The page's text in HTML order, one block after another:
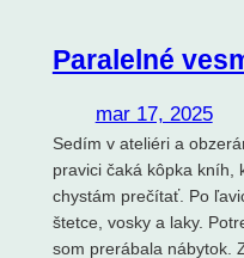
Paralelné
mar 17, 2025
Sedím v ateliéri a
pravici čaká kôpka kníh,
chystám prečítať. Po
štetce, vosky a laky.
som prerábala nábytok.